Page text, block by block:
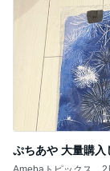
ぷちあや 大量購入